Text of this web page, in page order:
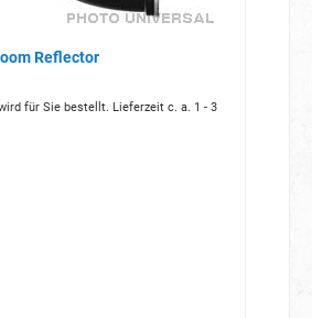
Reflector
für Sie bestellt. Lieferzeit c. a. 1 - 3